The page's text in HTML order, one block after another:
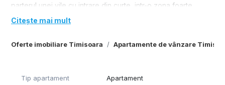
Oferte imobiliare Timisoara Apartamente de vânzare
parterul unei vile cu intrare din curte, intr-o zona foarte
liniștită la 5 minute de centru cu doar 4 proprietari.
Citește mai mult
Tip apartament Apartament